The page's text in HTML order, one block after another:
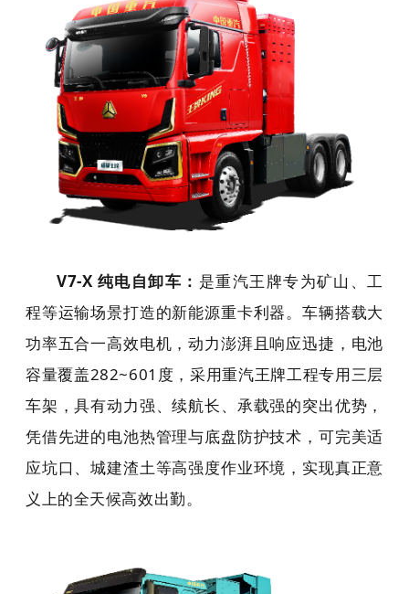
V7-X 纯电自卸车 ： 是重汽王牌专为矿山、工
程等运输场景打造的新能源重卡利器。车辆搭载大
功率五合一高效电机，动力澎湃且响应迅捷，电池
容量覆盖282~601度，采用重汽王牌工程专用三层
车架，具有动力强、续航长、承载强的突出优势，
凭借先进的电池热管理与底盘防护技术，可完美适
应坑口、城建渣土等高强度作业环境，实现真正意
义上的全天候高效出勤。